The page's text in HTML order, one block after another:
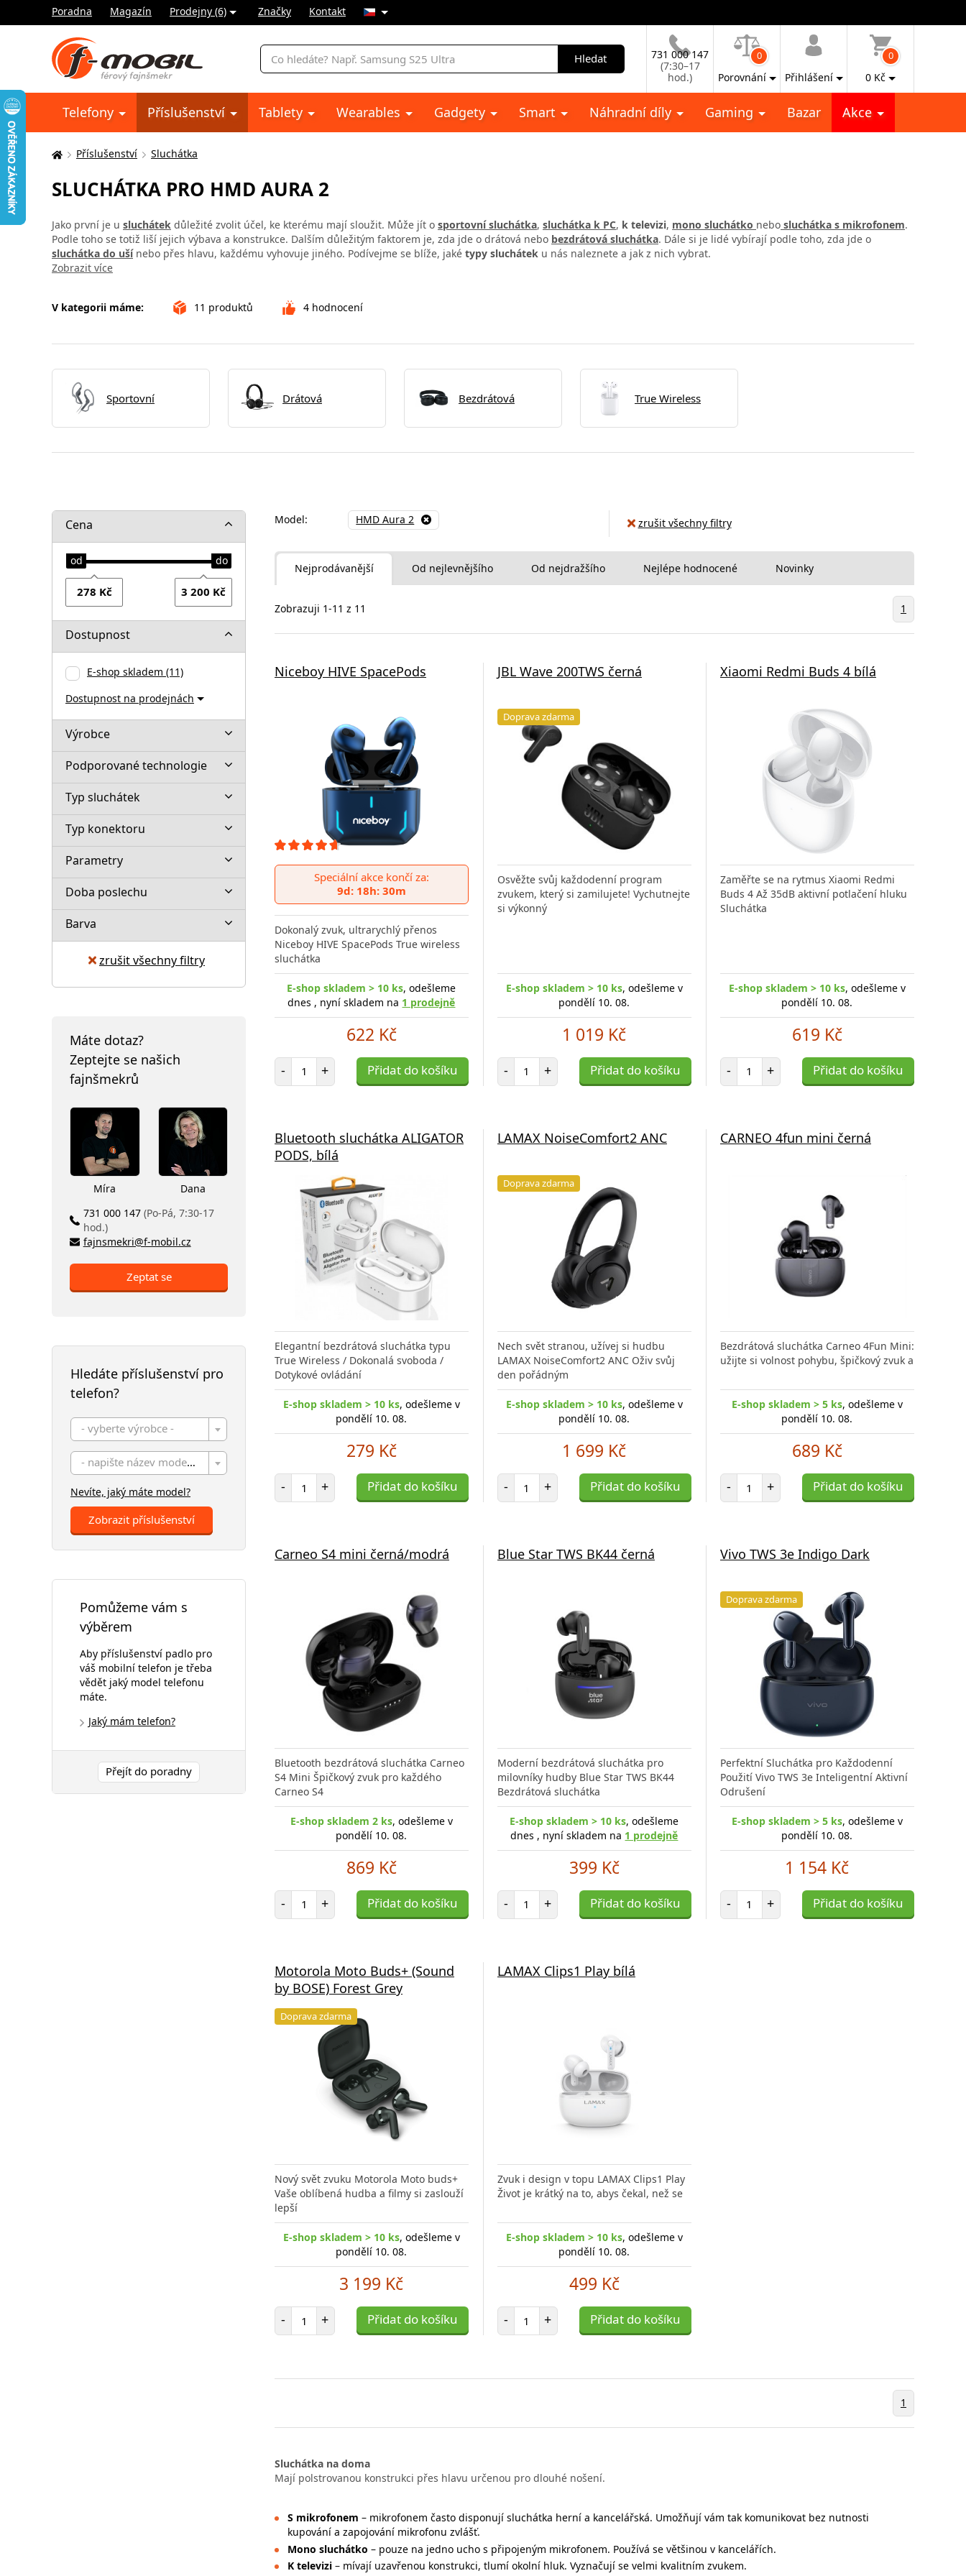
Poradna Magazín Prodejny (6) Značky Kontakt
Vyhledávání
Hledat
731 000 147
(7:30–17
hod.)
0
Porovnání Přihlášení
0
0 Kč
Telefony Příslušenství Tablety Wearables Gadgety Smart Náhradní díly Gaming Bazar Akce
Zde
nacházíte:
Příslušenství Sluchátka
SLUCHÁTKA PRO HMD AURA 2
Jako první je u sluchátek důležité zvolit účel, ke kterému mají sloužit. Může jít o sportovní sluchátka, sluchátka k PC, k televizi, mono sluchátko nebo sluchátka s mikrofonem.
Podle toho se totiž liší jejich výbava a konstrukce. Dalším důležitým faktorem je, zda jde o drátová nebo bezdrátová sluchátka. Dále si je lidé vybírají podle toho, zda jde o
sluchátka do ušínebo přes hlavu, každému vyhovuje jiného. Podívejme se blíže, jaké typy sluchátek u nás naleznete a jak z nich vybrat.
Zobrazit více
V kategorii máme: 11 produktů 4 hodnocení
Sportovní Drátová Bezdrátová True Wireless
Cena
Dostupnost
E-shop skladem (11)
Dostupnost na prodejnách
Výrobce
Podporované technologie
Typ sluchátek
Typ konektoru
Parametry
Doba poslechu
Barva
zrušit všechny filtry
Máte dotaz?
Zeptejte se našich
fajnšmekrů
Míra
Dana
731 000 147 (Po-Pá, 7:30-17
hod.)
fajnsmekri@f-mobil.cz
Zeptat se
Hledáte příslušenství pro
telefon?
- vyberte výrobce -
- napište název modelu -
Nevíte, jaký máte model?
Zobrazit příslušenství
Pomůžeme vám s
výběrem
Aby příslušenství padlo pro
váš mobilní telefon je třeba
vědět jaký model telefonu
máte.
Jaký mám telefon?
Přejít do poradny
Model: HMD Aura 2 zrušit všechny filtry
Nejprodávanější Od nejlevnějšího Od nejdražšího Nejlépe hodnocené Novinky
Zobrazuji 1-11 z 11 1
Niceboy HIVE SpacePods
Speciální akce končí za:
9d: 18h: 30m
Dokonalý zvuk, ultrarychlý přenos
Niceboy HIVE SpacePods True wireless
sluchátka
E-shop skladem > 10 ks, odešleme
dnes , nyní skladem na 1 prodejně
622 Kč
- Počet položek
+ Přidat do košíku
JBL Wave 200TWS černá
Doprava zdarma
Osvěžte svůj každodenní program
zvukem, který si zamilujete! Vychutnejte
si výkonný
E-shop skladem > 10 ks, odešleme v
pondělí 10. 08.
1 019 Kč
- Počet položek
+ Přidat do košíku
Xiaomi Redmi Buds 4 bílá
Zaměřte se na rytmus Xiaomi Redmi
Buds 4 Až 35dB aktivní potlačení hluku
Sluchátka
E-shop skladem > 10 ks, odešleme v
pondělí 10. 08.
619 Kč
- Počet položek
+ Přidat do košíku
Bluetooth sluchátka ALIGATOR
PODS, bílá
Elegantní bezdrátová sluchátka typu
True Wireless / Dokonalá svoboda /
Dotykové ovládání
E-shop skladem > 10 ks, odešleme v
pondělí 10. 08.
279 Kč
- Počet položek
+ Přidat do košíku
LAMAX NoiseComfort2 ANC
Doprava zdarma
Nech svět stranou, užívej si hudbu
LAMAX NoiseComfort2 ANC Oživ svůj
den pořádným
E-shop skladem > 10 ks, odešleme v
pondělí 10. 08.
1 699 Kč
- Počet položek
+ Přidat do košíku
CARNEO 4fun mini černá
Bezdrátová sluchátka Carneo 4Fun Mini:
užijte si volnost pohybu, špičkový zvuk a
E-shop skladem > 5 ks, odešleme v
pondělí 10. 08.
689 Kč
- Počet položek
+ Přidat do košíku
Carneo S4 mini černá/modrá
Bluetooth bezdrátová sluchátka Carneo
S4 Mini Špičkový zvuk pro každého
Carneo S4
E-shop skladem 2 ks, odešleme v
pondělí 10. 08.
869 Kč
- Počet položek
+ Přidat do košíku
Blue Star TWS BK44 černá
Moderní bezdrátová sluchátka pro
milovníky hudby Blue Star TWS BK44
Bezdrátová sluchátka
E-shop skladem > 10 ks, odešleme
dnes , nyní skladem na 1 prodejně
399 Kč
- Počet položek
+ Přidat do košíku
Vivo TWS 3e Indigo Dark
Doprava zdarma
Perfektní Sluchátka pro Každodenní
Použití Vivo TWS 3e Inteligentní Aktivní
Odrušení
E-shop skladem > 5 ks, odešleme v
pondělí 10. 08.
1 154 Kč
- Počet položek
+ Přidat do košíku
Motorola Moto Buds+ (Sound
by BOSE) Forest Grey
Doprava zdarma
Nový svět zvuku Motorola Moto buds+
Vaše oblíbená hudba a filmy si zaslouží
lepší
E-shop skladem > 10 ks, odešleme v
pondělí 10. 08.
3 199 Kč
- Počet položek
+ Přidat do košíku
LAMAX Clips1 Play bílá
Zvuk i design v topu LAMAX Clips1 Play
Život je krátký na to, abys čekal, než se
E-shop skladem > 10 ks, odešleme v
pondělí 10. 08.
499 Kč
- Počet položek
+ Přidat do košíku
1
Sluchátka na doma
Mají polstrovanou konstrukci přes hlavu určenou pro dlouhé nošení.
S mikrofonem – mikrofonem často disponují sluchátka herní a kancelářská. Umožňují vám tak komunikovat bez nutnosti
kupování a zapojování mikrofonu zvlášť.
Mono sluchátko – pouze na jedno ucho s připojeným mikrofonem. Používá se většinou v kancelářích.
K televizi– mívají uzavřenou konstrukci, tlumí okolní hluk. Vyznačují se velmi kvalitním zvukem.